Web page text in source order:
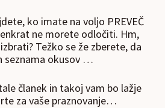
ko imate na voljo PREVEČ
ne morete odločiti. Hm,
Težko se že zberete, da
seznama okusov …
članek in takoj vam bo lažje
za vaše praznovanje…